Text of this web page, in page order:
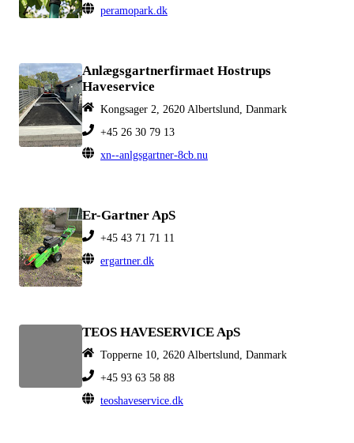
peramopark.dk
Anlægsgartnerfirmaet Hostrups
Haveservice
Kongsager 2, 2620 Albertslund, Danmark
+45 26 30 79 13
xn--anlgsgartner-8cb.nu
Er-Gartner ApS
+45 43 71 71 11
ergartner.dk
TEOS HAVESERVICE ApS
Topperne 10, 2620 Albertslund, Danmark
+45 93 63 58 88
teoshaveservice.dk